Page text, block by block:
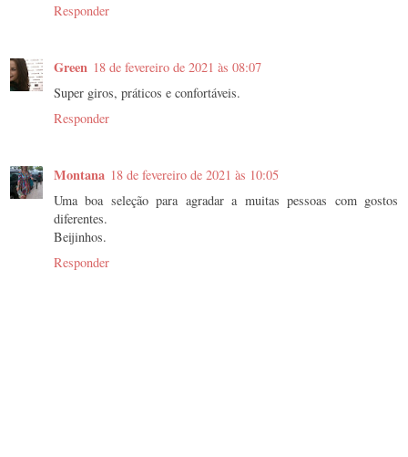
Responder
Green 18 de fevereiro de 2021 às 08:07
Super giros, práticos e confortáveis.
Responder
Montana 18 de fevereiro de 2021 às 10:05
Uma boa seleção para agradar a muitas pessoas com gostos
diferentes.
Beijinhos.
Responder